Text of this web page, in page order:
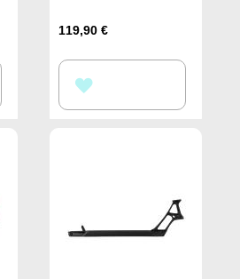
119,90 €
WUNSCHLISTE